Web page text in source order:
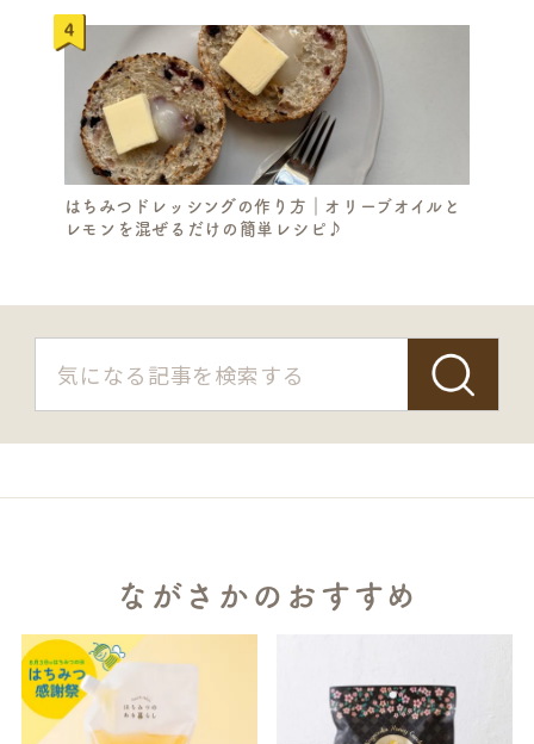
はちみつドレッシングの作り方｜オリーブオイルと
レモンを混ぜるだけの簡単レシピ♪
R
ながさかのおすすめ